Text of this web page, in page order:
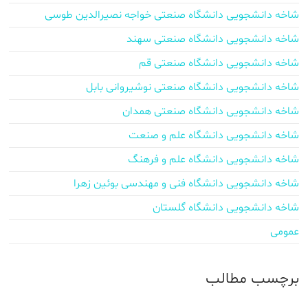
شاخه دانشجویی دانشگاه صنعتی خواجه نصیرالدین طوسی
شاخه دانشجویی دانشگاه صنعتی سهند
شاخه دانشجویی دانشگاه صنعتی قم
شاخه دانشجویی دانشگاه صنعتی نوشیروانی بابل
شاخه دانشجویی دانشگاه صنعتی همدان
شاخه دانشجویی دانشگاه علم و صنعت
شاخه دانشجویی دانشگاه علم و فرهنگ
شاخه دانشجویی دانشگاه فنی و مهندسی بوئین زهرا
شاخه دانشجویی دانشگاه گلستان
عمومی
برچسب‌ مطالب